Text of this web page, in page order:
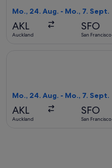
Mo., 24. Aug. - Mo., 7. Sept.
AKL
Auckland
SFO
San Francisco
Mo., 24. Aug. - Mo., 7. Sept.
AKL
Auckland
SFO
San Francisco